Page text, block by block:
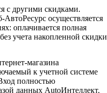
с другими скидками.
осуществляется
оплачивается полная
учета накопленной
магазина
к учетной системе
полностью
данных AutoИнтеллект,